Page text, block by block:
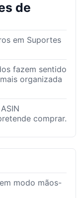
de
em Suportes
fazem sentido
organizada
comprar.
modo mãos-